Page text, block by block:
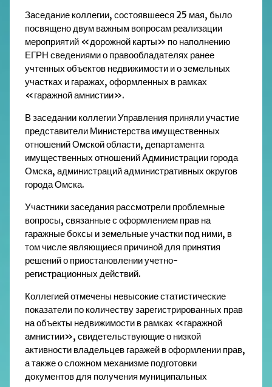
Заседание коллегии, состоявшееся 25 мая, было
посвящено двум важным вопросам реализации
мероприятий «дорожной карты» по наполнению
ЕГРН сведениями о правообладателях ранее
учтенных объектов недвижимости и о земельных
участках и гаражах, оформленных в рамках
«гаражной амнистии».
В заседании коллегии Управления приняли участие
представители Министерства имущественных
отношений Омской области, департамента
имущественных отношений Администрации города
Омска, администраций административных округов
города Омска.
Участники заседания рассмотрели проблемные
вопросы, связанные с оформлением прав на
гаражные боксы и земельные участки под ними, в
том числе являющиеся причиной для принятия
решений о приостановлении учетно-
регистрационных действий.
Коллегией отмечены невысокие статистические
показатели по количеству зарегистрированных прав
на объекты недвижимости в рамках «гаражной
амнистии», свидетельствующие о низкой
активности владельцев гаражей в оформлении прав,
а также о сложном механизме подготовки
документов для получения муниципальных